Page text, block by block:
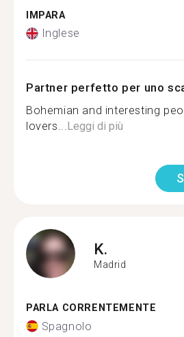
IMPARA
Inglese
Partner perfetto per uno
Bohemian and interesting
lovers...Leggi di più
K.
Madrid
PARLA CORRENTEMENTE
Spagnolo